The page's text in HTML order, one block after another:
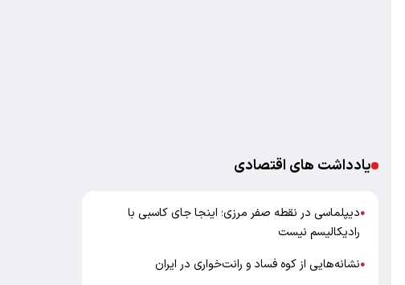
یادداشت های اقتصادی
●دیپلماسی در نقطه صفر مرزی؛ اینجا جای کاسبی با
رادیکالیسم نیست
●نشانه‌هایی از کوه فساد و رانت‌خواری در ایران